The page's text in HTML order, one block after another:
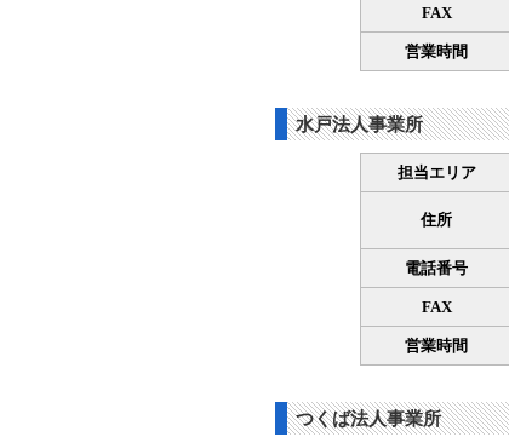
FAX
営業時間
水戸法人事業所
担当エリア
住所
電話番号
FAX
営業時間
つくば法人事業所